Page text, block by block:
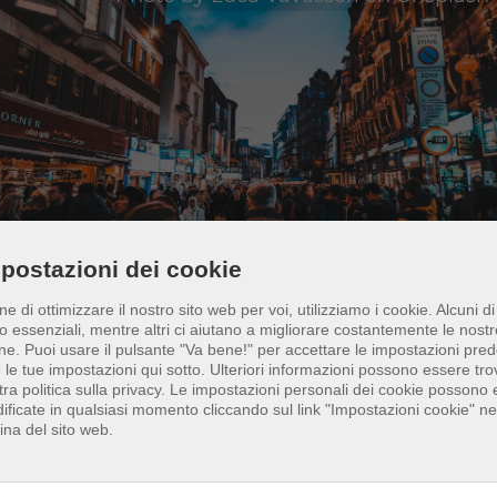
dei cookie
di ottimizzare il nostro sito web per voi, utilizziamo i cookie. Alcuni
essenziali, mentre altri ci aiutano a migliorare costantemente le
Puoi usare il pulsante "Va bene!" per accettare le impostazioni
le tue impostazioni qui sotto. Ulteriori informazioni possono essere
politica sulla privacy. Le impostazioni personali dei cookie possono
in qualsiasi momento cliccando sul link "Impostazioni cookie"
del sito web.
una città nel centro dell'Inghilterra, offre
di beach volley in crescita con varie
e allenarsi. In estate ci sono campi da
temporanei, come quello di Victoria Park,
regolarmente tornei. Esiste anche un